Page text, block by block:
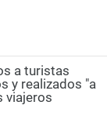
a turistas
y realizados "a
viajeros